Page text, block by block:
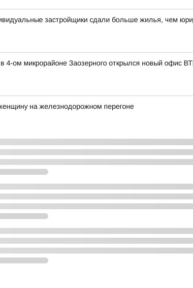
застройщики сдали больше жилья, чем
4-ом микрорайоне Заозерного открылся новый офис
на железнодорожном перегоне